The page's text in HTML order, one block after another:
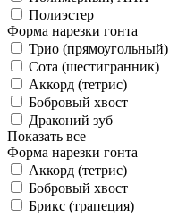
Полиэстер
Форма нарезки гонта
Трио (прямоугольный)
Сота (шестигранник)
Аккорд (тетрис)
Бобровый хвост
Драконий зуб
Показать все
Форма нарезки гонта
Аккорд (тетрис)
Бобровый хвост
Брикс (трапеция)